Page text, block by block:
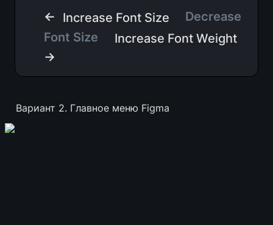
← Increase Font Size
Decrease
Font Size
Increase Font Weight
→
Вариант 2. Главное меню Figma